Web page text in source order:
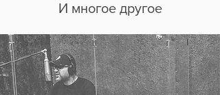
И многое другое